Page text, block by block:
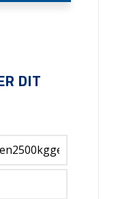
DIT